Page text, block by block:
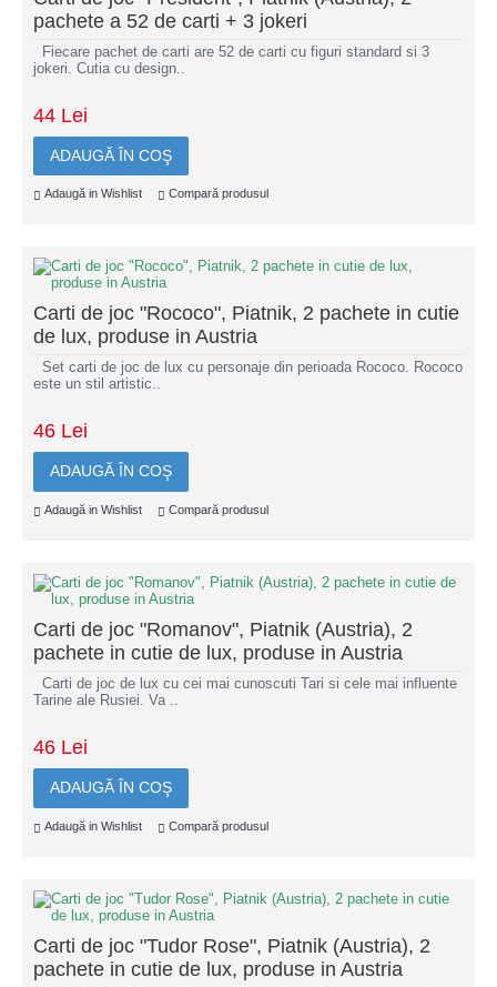
pachete a 52 de carti + 3 jokeri
Fiecare pachet de carti are 52 de carti cu figuri standard si 3
jokeri. Cutia cu design..
44 Lei
ADAUGĂ ÎN COŞ
Adaugă in Wishlist Compară produsul
Carti de joc "Rococo", Piatnik, 2 pachete in cutie
de lux, produse in Austria
Set carti de joc de lux cu personaje din perioada Rococo. Rococo
este un stil artistic..
46 Lei
ADAUGĂ ÎN COŞ
Adaugă in Wishlist Compară produsul
Carti de joc "Romanov", Piatnik (Austria), 2
pachete in cutie de lux, produse in Austria
Carti de joc de lux cu cei mai cunoscuti Tari si cele mai influente
Tarine ale Rusiei. Va ..
46 Lei
ADAUGĂ ÎN COŞ
Adaugă in Wishlist Compară produsul
Carti de joc "Tudor Rose", Piatnik (Austria), 2
pachete in cutie de lux, produse in Austria